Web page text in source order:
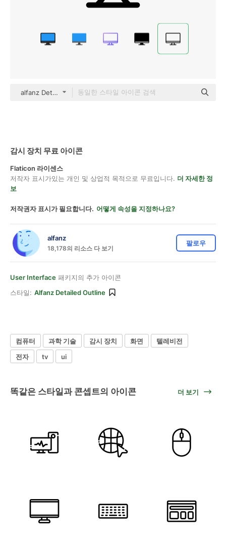
alfanz Detailed Outline
감시 장치 무료 아이콘
Flaticon 라이센스
저작자 표시가있는 개인 및 상업적 목적으로 무료입니다. 더 자세한 정
보
저작권자 표시가 필요합니다. 어떻게 속성을 지정하나요?
alfanz
18,178의 리소스 다 보기
팔로우
User Interface 패키지의 추가 아이콘
스타일: Alfanz Detailed Outline
컴퓨터 과학 기술 감시 장치 화면
텔레비전
전자
tv ui
똑같은 스타일과 콘셉트의 아이콘 더 보기